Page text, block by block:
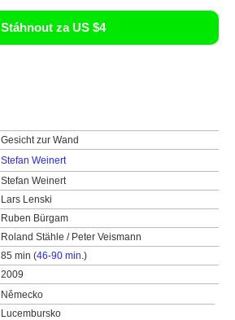
Stáhnout za US $4
Gesicht zur Wand
Stefan Weinert
Stefan Weinert
Lars Lenski
Ruben Bürgam
Roland Stähle / Peter Veismann
85 min (46-90 min.)
2009
Německo
Lucembursko